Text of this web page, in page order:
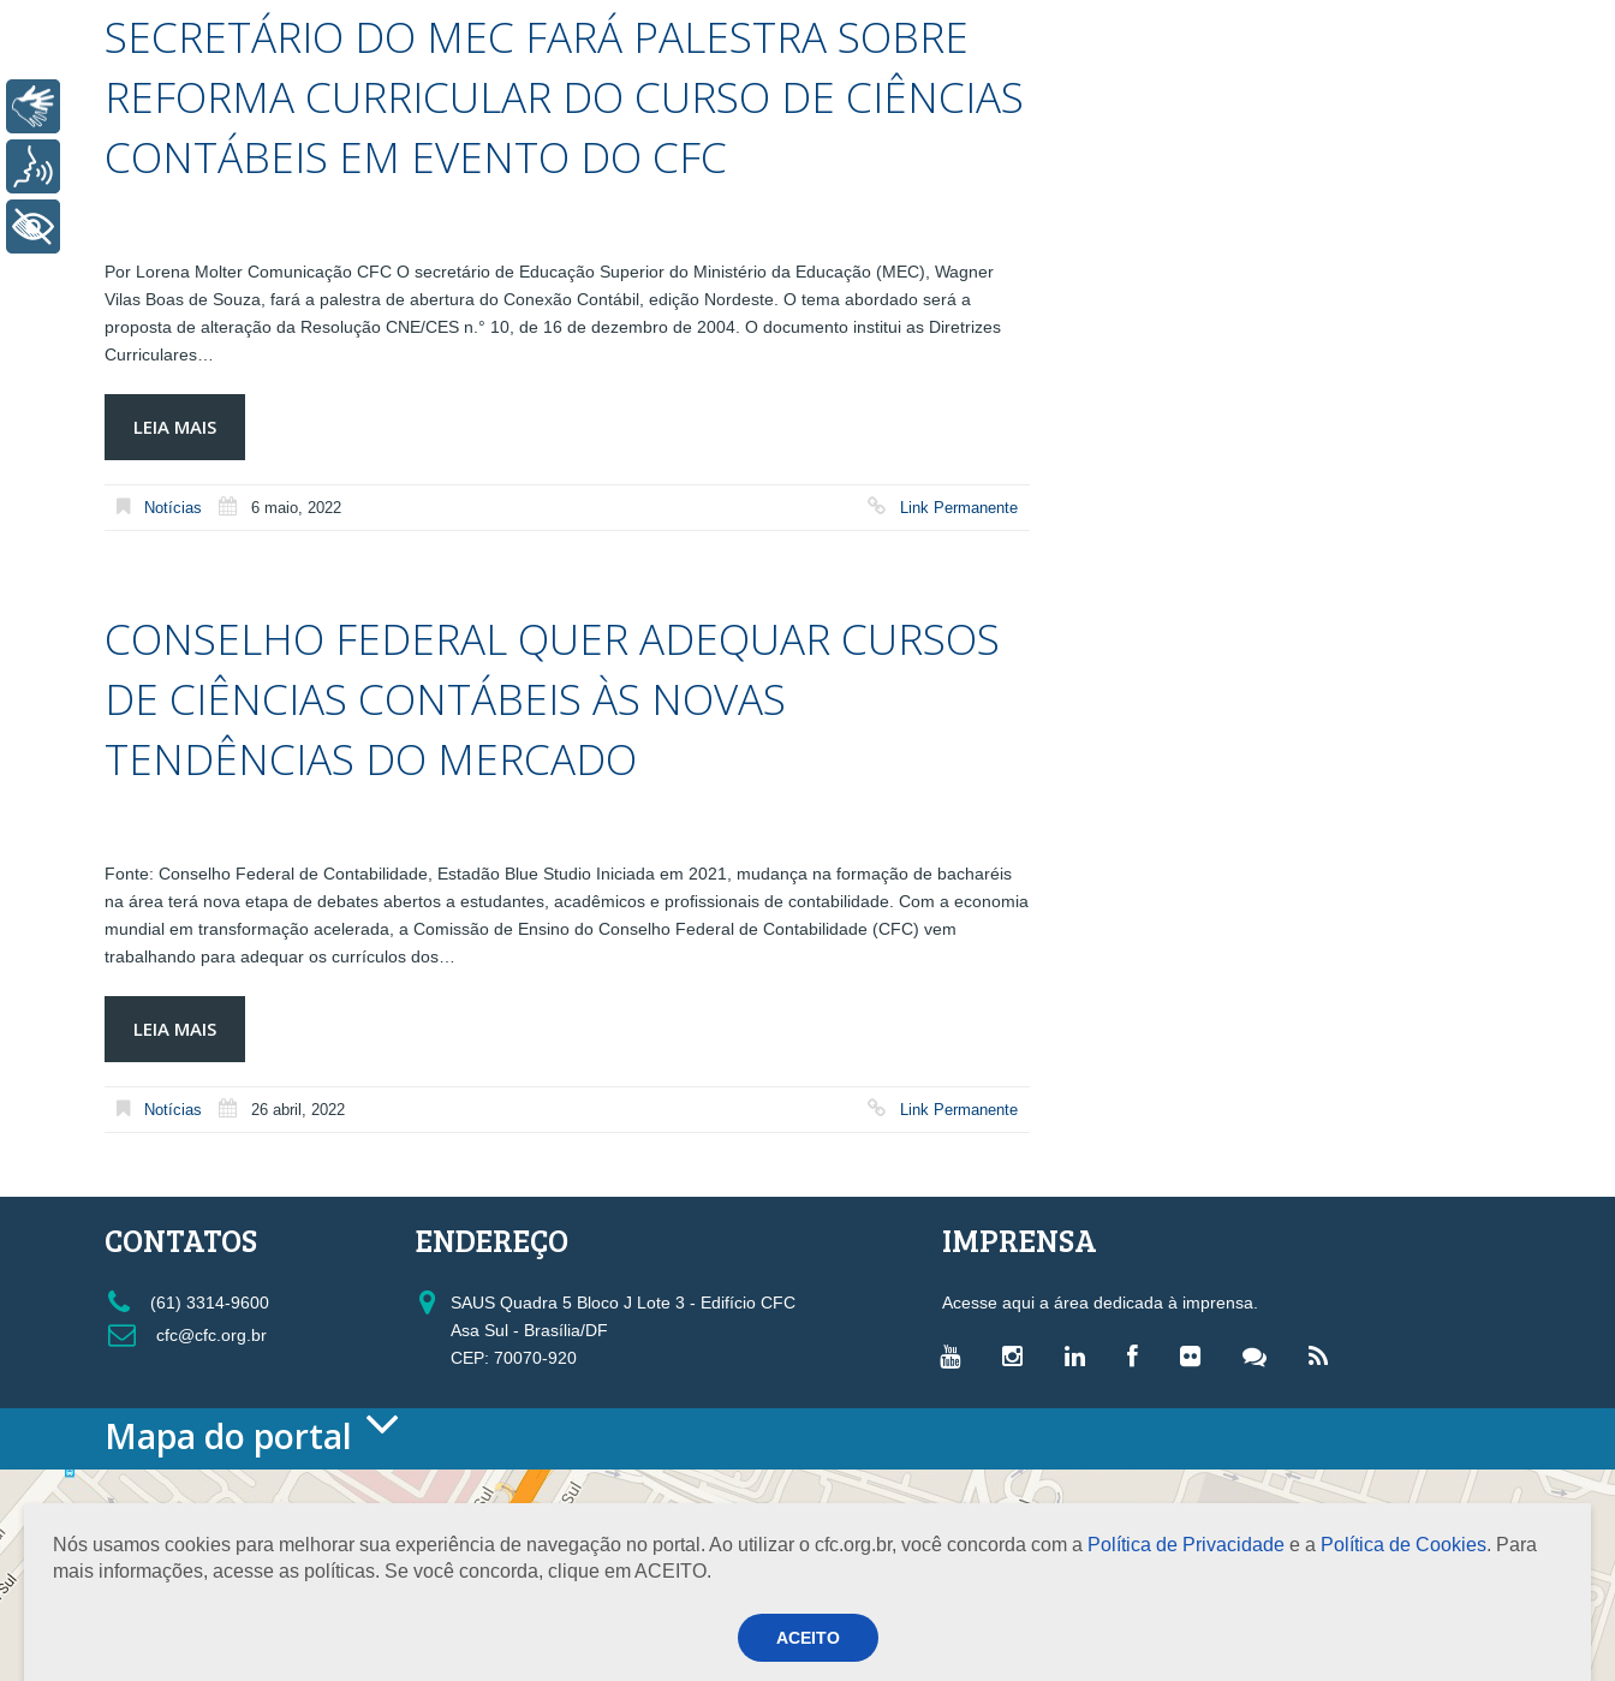
SECRETÁRIO DO MEC FARÁ PALESTRA SOBRE
REFORMA CURRICULAR DO CURSO DE CIÊNCIAS
CONTÁBEIS EM EVENTO DO CFC
Por Lorena Molter Comunicação CFC O secretário de Educação Superior do Ministério da Educação (MEC), Wagner
Vilas Boas de Souza, fará a palestra de abertura do Conexão Contábil, edição Nordeste. O tema abordado será a
proposta de alteração da Resolução CNE/CES n.° 10, de 16 de dezembro de 2004. O documento institui as Diretrizes
Curriculares…
LEIA MAIS
Notícias 6 maio, 2022 Link Permanente
CONSELHO FEDERAL QUER ADEQUAR CURSOS
DE CIÊNCIAS CONTÁBEIS ÀS NOVAS
TENDÊNCIAS DO MERCADO
Fonte: Conselho Federal de Contabilidade, Estadão Blue Studio Iniciada em 2021, mudança na formação de bacharéis
na área terá nova etapa de debates abertos a estudantes, acadêmicos e proﬁssionais de contabilidade. Com a economia
mundial em transformação acelerada, a Comissão de Ensino do Conselho Federal de Contabilidade (CFC) vem
trabalhando para adequar os currículos dos…
LEIA MAIS
Notícias 26 abril, 2022 Link Permanente
Nós usamos cookies para melhorar sua experiência de navegação no portal. Ao utilizar o cfc.org.br, você concorda com a Política de Privacidade e a Política de Cookies. Para
mais informações, acesse as políticas. Se você concorda, clique em ACEITO.
ACEITO
CONTATOS
(61) 3314-9600
cfc@cfc.org.br
ENDEREÇO
SAUS Quadra 5 Bloco J Lote 3 - Edifício CFC
Asa Sul - Brasília/DF
CEP: 70070-920
IMPRENSA
Acesse aqui a área dedicada à imprensa.
Mapa do portal
HOME
O CONSELHO
Conselho Diretor
Nossa Sede
Planejamento
VICE-PRESIDÊNCIAS
Administrativa
Controle Interno
Desenvolvimento Profissional
Fiscalização, Ética e Disciplina
LEGISLAÇÃO
Leis
Decretos-Lei
Libras
Voz